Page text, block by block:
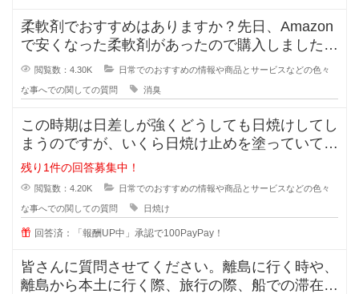
柔軟剤でおすすめはありますか？先日、Amazon
で安くなった柔軟剤があったので購入しました
が、苦手な匂いでした。
閲覧数：4.30K 日常でのおすすめの情報や商品とサービスなどの色々
な事へでの関しての質問 消臭
この時期は日差しが強くどうしても日焼けしてし
まうのですが、いくら日焼け止めを塗っていても
半袖のあとはできてしまいます。
残り1件の回答募集中！
閲覧数：4.20K 日常でのおすすめの情報や商品とサービスなどの色々
な事へでの関しての質問 日焼け
回答済：「報酬UP中」承認で100PayPay！
皆さんに質問させてください。離島に行く時や、
離島から本土に行く際、旅行の際、船での滞在時